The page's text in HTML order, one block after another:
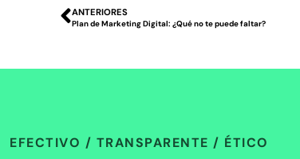
ANTERIORES
Plan de Marketing Digital: ¿Qué no te puede faltar?
EFECTIVO / TRANSPARENTE / ÉTICO